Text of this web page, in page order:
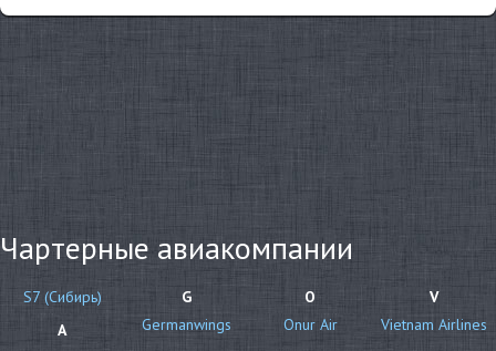
Чартерные авиакомпании
S7 (Сибирь)
A
G
Germanwings
O
Onur Air
V
Vietnam Airlines